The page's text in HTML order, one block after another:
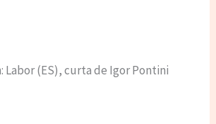
Labor (ES), curta de Igor Pontini